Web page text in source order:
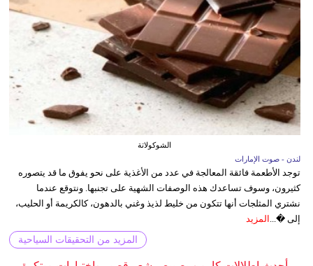
الشوكولاتة
لندن - صوت الإمارات
توجد الأطعمة فائقة المعالجة في عدد من الأغذية على نحو يفوق ما قد يتصوره
كثيرون، وسوف تساعدك هذه الوصفات الشهية على تجنبها. ونتوقع عندما
نشتري المثلجات أنها تتكون من خليط لذيذ وغني بالدهون، كالكريمة أو الحليب،
إلى �... المزيد
المزيد من التحقيقات السياحية